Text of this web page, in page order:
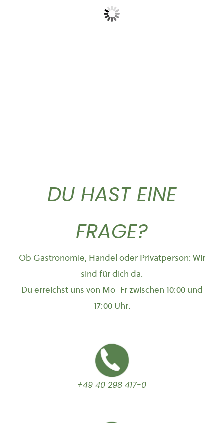
DU HAST EINE
FRAGE?
Ob Gastronomie, Handel oder Privatperson: Wir
sind für dich da.
Du erreichst uns von Mo–Fr zwischen 10:00 und
17:00 Uhr.
+49 40 298 417-0